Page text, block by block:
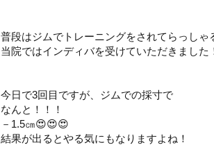
普段はジムでトレーニングをされてらっしゃ
当院ではインディバを受けていただきました
今日で3回目ですが、ジムでの採寸で
なんと！！！
－1.5㎝😍😍😍
結果が出るとやる気にもなりますよね！